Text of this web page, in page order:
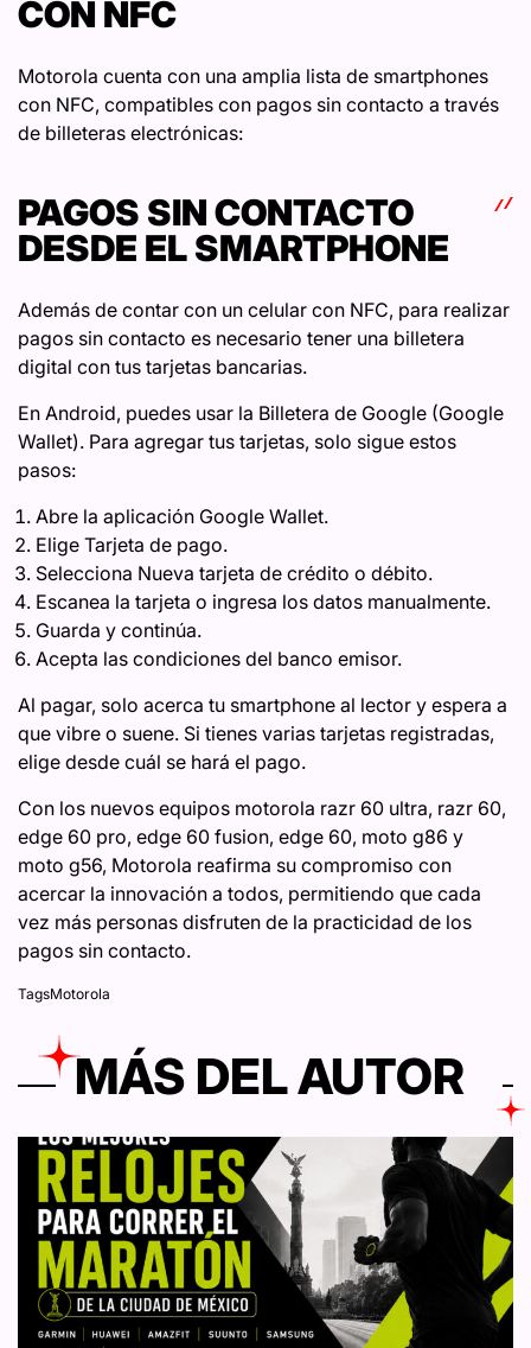
CON NFC
Motorola cuenta con una amplia lista de smartphones
con NFC, compatibles con pagos sin contacto a través
de billeteras electrónicas:
PAGOS SIN CONTACTO
DESDE EL SMARTPHONE
Además de contar con un celular con NFC, para realizar
pagos sin contacto es necesario tener una billetera
digital con tus tarjetas bancarias.
En Android, puedes usar la Billetera de Google (Google
Wallet). Para agregar tus tarjetas, solo sigue estos
pasos:
Abre la aplicación Google Wallet.
Elige Tarjeta de pago.
Selecciona Nueva tarjeta de crédito o débito.
Escanea la tarjeta o ingresa los datos manualmente.
Guarda y continúa.
Acepta las condiciones del banco emisor.
Al pagar, solo acerca tu smartphone al lector y espera a
que vibre o suene. Si tienes varias tarjetas registradas,
elige desde cuál se hará el pago.
Con los nuevos equipos motorola razr 60 ultra, razr 60,
edge 60 pro, edge 60 fusion, edge 60, moto g86 y
moto g56, Motorola reafirma su compromiso con
acercar la innovación a todos, permitiendo que cada
vez más personas disfruten de la practicidad de los
pagos sin contacto.
TagsMotorola
MÁS DEL AUTOR